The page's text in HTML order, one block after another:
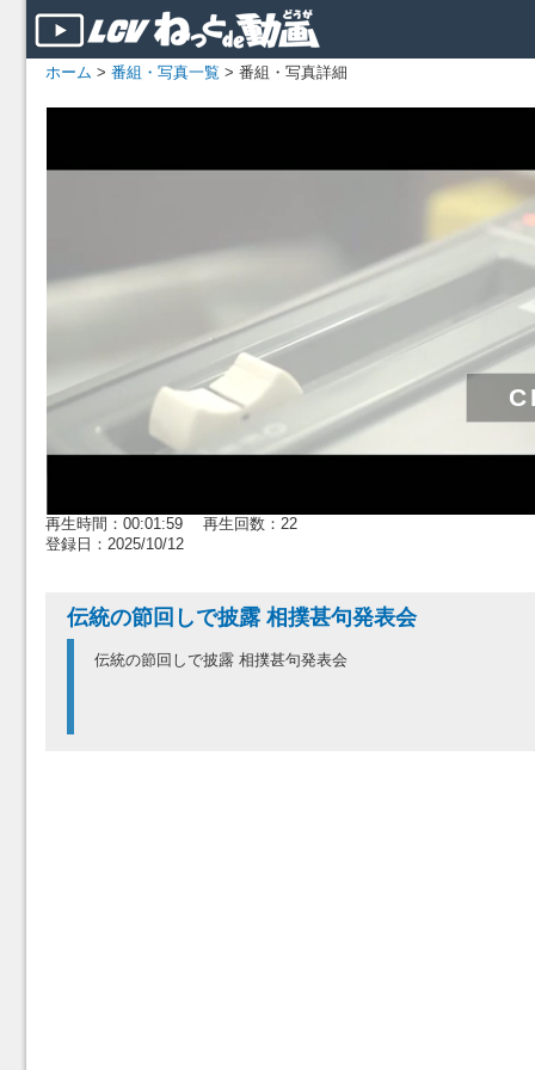
ホーム > 番組・写真一覧 > 番組・写真詳細
再生時間：00:01:59 再生回数：22
登録日：2025/10/12
伝統の節回しで披露 相撲甚句発表会
伝統の節回しで披露 相撲甚句発表会